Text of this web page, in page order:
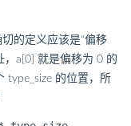
的定义应该是“偏移
，a[0] 就是偏移为 0 的
type_size 的位置，所